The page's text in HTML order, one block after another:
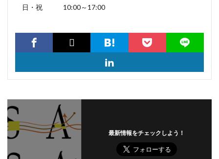
日・祝 10:00～17:00
最新情報をチェックしよう！